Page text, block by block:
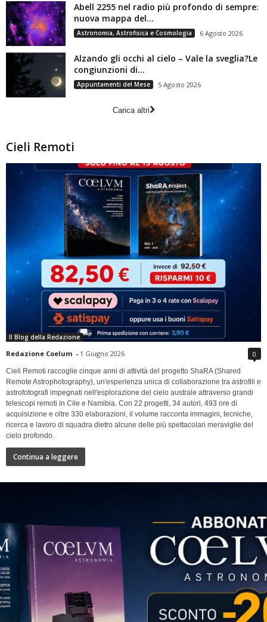
Abell 2255 nel radio più profondo di sempre:
nuova mappa del...
Astronomia, Astrofisica e Cosmologia 6 Agosto 2026
Alzando gli occhi al cielo – Vale la sveglia?Le
congiunzioni di...
Appuntamenti del Mese 5 Agosto 2026
Carica altri
Cieli Remoti
Il Blog della Redazione
Redazione Coelum - 1 Giugno 2026 0
Cieli Remoti raccoglie cinque anni di attività del progetto ShaRA (Shared
Remote Astrophotography), un'esperienza unica di collaborazione tra astrofili e
astrofotografi impegnati nell'esplorazione del cielo australe attraverso grandi
telescopi remoti in Cile e Namibia. Con 22 progetti, 34 autori, 493 ore di
acquisizione e oltre 330 elaborazioni, il volume racconta immagini, tecniche,
ricerca e lavoro di squadra dietro alcune delle più spettacolari meraviglie del
cielo profondo.
Continua a leggere